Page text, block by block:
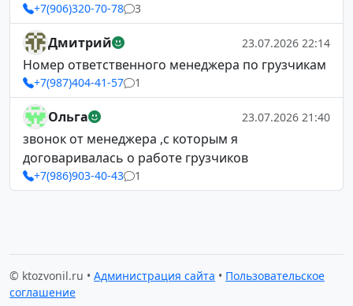
+7(906)320-70-78 3
Дмитрий 23.07.2026 22:14
Номер ответственного менеджера по грузчикам
+7(987)404-41-57 1
Ольга 23.07.2026 21:40
звонок от менеджера ,с которым я
договаривалась о работе грузчиков
+7(986)903-40-43 1
© ktozvonil.ru • Администрация сайта • Пользовательское
соглашение